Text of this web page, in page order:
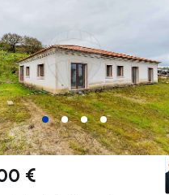
la izquierda
€